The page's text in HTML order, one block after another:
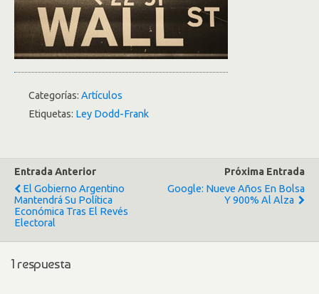
Categorías: Artículos
Etiquetas: Ley Dodd-Frank
Entrada Anterior
El Gobierno Argentino
Mantendrá Su Política
Económica Tras El Revés
Electoral
Próxima Entrada
Google: Nueve Años En Bolsa
Y 900% Al Alza
1 respuesta